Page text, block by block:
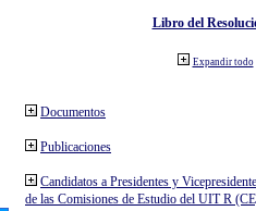
Libro del
Expandir todo
Documentos
Publicaciones
Candidatos a Presidentes y
de las Comisiones de Estudio del UIT R